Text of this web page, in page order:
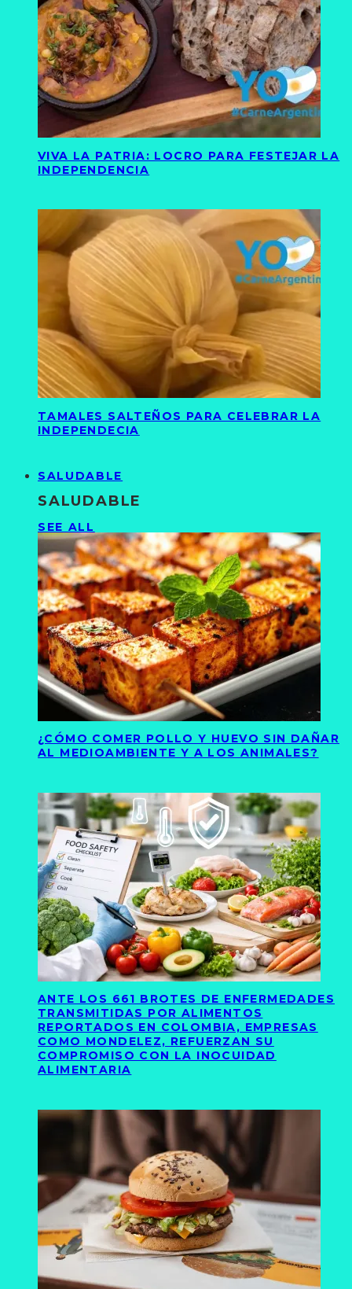
VIVA LA PATRIA: LOCRO PARA FESTEJAR LA
INDEPENDENCIA
TAMALES SALTEÑOS PARA CELEBRAR LA
INDEPENDECIA
SALUDABLE
SALUDABLE
SEE ALL
¿CÓMO COMER POLLO Y HUEVO SIN DAÑAR
AL MEDIOAMBIENTE Y A LOS ANIMALES?
ANTE LOS 661 BROTES DE ENFERMEDADES
TRANSMITIDAS POR ALIMENTOS
REPORTADOS EN COLOMBIA, EMPRESAS
COMO MONDELEZ, REFUERZAN SU
COMPROMISO CON LA INOCUIDAD
ALIMENTARIA